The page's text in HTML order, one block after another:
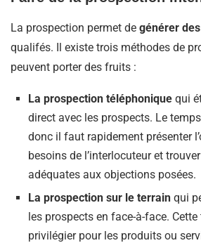
La prospection permet de générer
qualifés. Il existe trois méthodes de
peuvent porter des fruits :
La prospection téléphonique qui
direct avec les prospects. Le
donc il faut rapidement présenter
besoins de l’interlocuteur et
adéquates aux objections posées.
La prospection sur le terrain qui
les prospects en face-à-face.
privilégier pour les produits ou